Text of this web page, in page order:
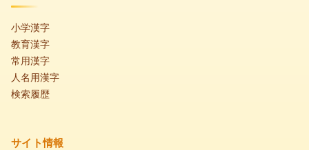
小学漢字
教育漢字
常用漢字
人名用漢字
検索履歴
サイト情報